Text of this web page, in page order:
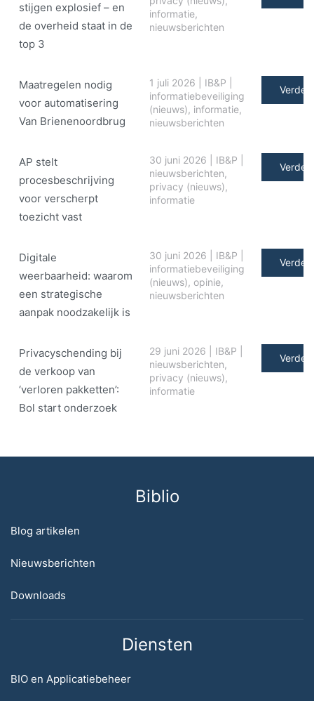
stijgen explosief – en
de overheid staat in de
top 3
informatie,
nieuwsberichten
Maatregelen nodig
voor automatisering
Van Brienenoordbrug
1 juli 2026 IB&P
informatiebeveiliging
(nieuws), informatie,
nieuwsberichten
Verder
AP stelt
procesbeschrijving
voor verscherpt
toezicht vast
30 juni 2026 IB&P
nieuwsberichten,
privacy (nieuws),
informatie
Verder
Digitale
weerbaarheid: waarom
een strategische
aanpak noodzakelijk is
30 juni 2026 IB&P
informatiebeveiliging
(nieuws), opinie,
nieuwsberichten
Verder
Privacyschending bij
de verkoop van
‘verloren pakketten’:
Bol start onderzoek
29 juni 2026 IB&P
nieuwsberichten,
privacy (nieuws),
informatie
Verder
Biblio
Blog artikelen
Nieuwsberichten
Downloads
Diensten
BIO en Applicatiebeheer